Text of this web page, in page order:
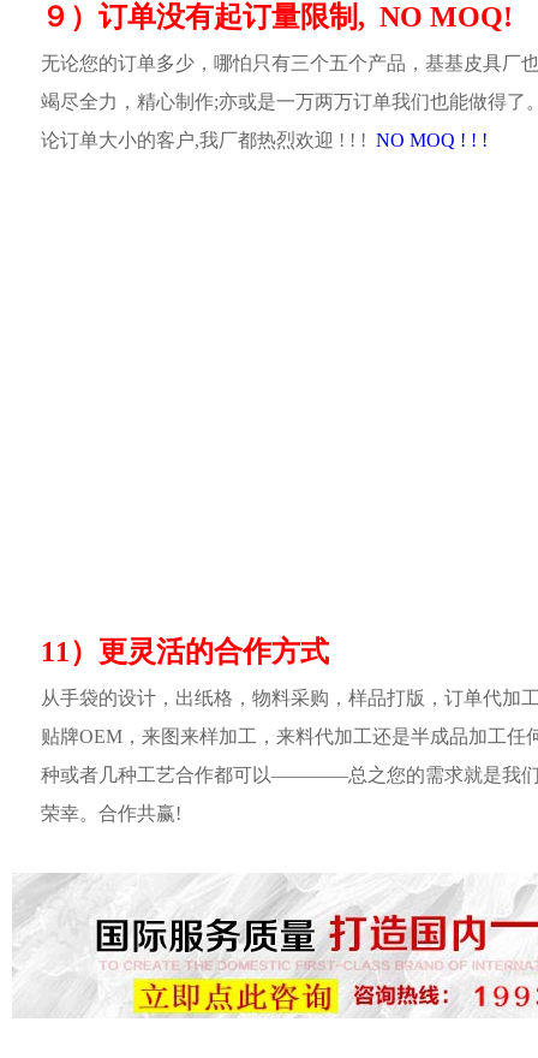
９）订单没有起订量限制, NO MOQ!
无论您的订单多少，哪怕只有三个五个产品，基基皮具厂
竭尽全力，精心制作;亦或是一万两万订单我们也能做得了
论订单大小的客户,我厂都热烈欢迎 ! ! ! NO MOQ ! ! !
11）更灵活的合作方式
从手袋的设计，出纸格，物料采购，样品打版，订单代加
贴牌OEM，来图来样加工，来料代加工还是半成品加工任
种或者几种工艺合作都可以————总之您的需求就是我
荣幸。合作共赢!